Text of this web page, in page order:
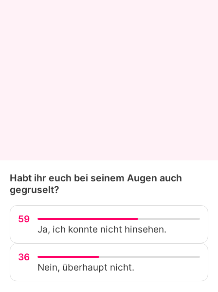
Habt ihr euch bei seinem Augen auch
gegruselt?
59
Ja, ich konnte nicht hinsehen.
36
Nein, überhaupt nicht.